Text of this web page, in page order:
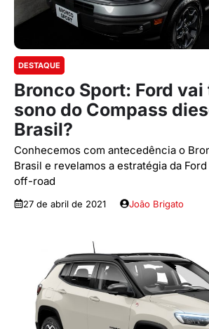
DESTAQUE
Bronco Sport: Ford
sono do Compass
Brasil?
Conhecemos com antecedência o
Brasil e revelamos a estratégia da
off-road
27 de abril de 2021 João Brigato